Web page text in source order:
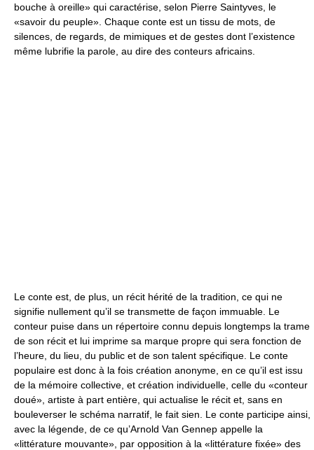
bouche à oreille» qui caractérise, selon Pierre Saintyves, le
«savoir du peuple». Chaque conte est un tissu de mots, de
silences, de regards, de mimiques et de gestes dont l’existence
même lubrifie la parole, au dire des conteurs africains.
Le conte est, de plus, un récit hérité de la tradition, ce qui ne
signifie nullement qu’il se transmette de façon immuable. Le
conteur puise dans un répertoire connu depuis longtemps la trame
de son récit et lui imprime sa marque propre qui sera fonction de
l’heure, du lieu, du public et de son talent spécifique. Le conte
populaire est donc à la fois création anonyme, en ce qu’il est issu
de la mémoire collective, et création individuelle, celle du «conteur
doué», artiste à part entière, qui actualise le récit et, sans en
bouleverser le schéma narratif, le fait sien. Le conte participe ainsi,
avec la légende, de ce qu’Arnold Van Gennep appelle la
«littérature mouvante», par opposition à la «littérature fixée» des